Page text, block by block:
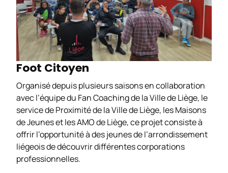
Foot Citoyen
Organisé depuis plusieurs saisons en collaboration
avec l’équipe du Fan Coaching de la Ville de Liège, le
service de Proximité de la Ville de Liège, les Maisons
de Jeunes et les AMO de Liège, ce projet consiste à
offrir l’opportunité à des jeunes de l’arrondissement
liégeois de découvrir différentes corporations
professionnelles.